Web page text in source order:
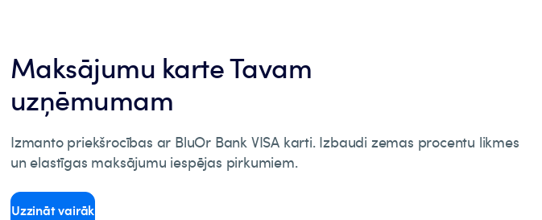
Maksājumu karte Tavam
uzņēmumam
Izmanto priekšrocības ar BluOr Bank VISA karti. Izbaudi zemas procentu likmes
un elastīgas maksājumu iespējas pirkumiem.
Uzzināt vairāk